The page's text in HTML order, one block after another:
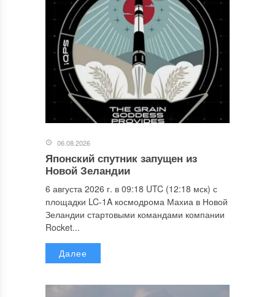
06.08.2026
Японский спутник запущен из
Новой Зеландии
6 августа 2026 г. в 09:18 UTC (12:18 мск) с
площадки LC-1A космодрома Махиа в Новой
Зеландии стартовыми командами компании
Rocket...
Далее